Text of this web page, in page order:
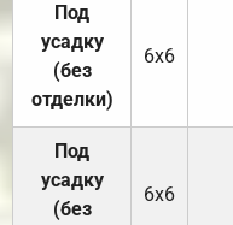
Под
усадку
(без
отделки)
6х6
Под
усадку
(без
6х6